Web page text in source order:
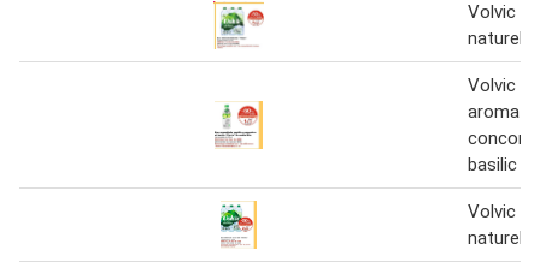
Volvic
naturelle
Volvic
basilic
Volvic
naturelle